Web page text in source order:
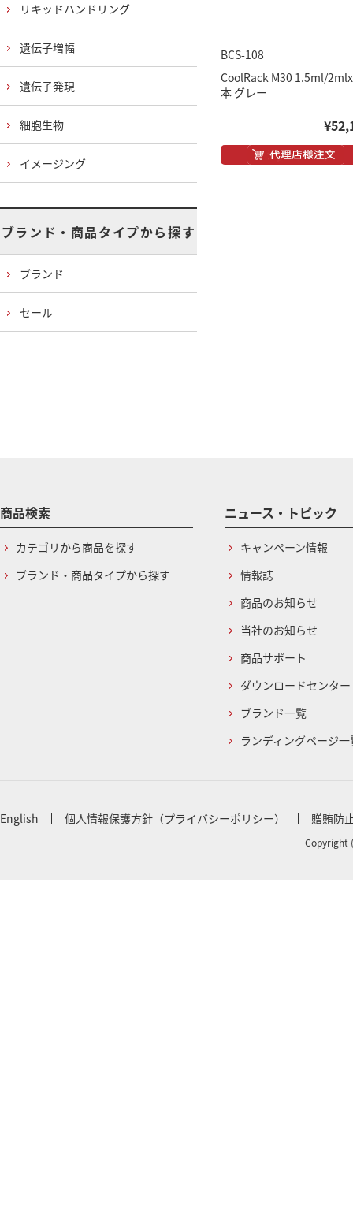
BCS-108
CoolRack M30 1.5ml/
本 グレー
リキッドハンドリング
遺伝子増幅
遺伝子発現
細胞生物
イメージング
ブランド・商品タイプから探す
ブランド
セール
商品検索
カテゴリから商品を探す
ブランド・商品タイプから探す
ニュース・トピック
キャンペーン情報
情報誌
商品のお知らせ
当社のお知らせ
商品サポート
ダウンロードセンター
ブランド一覧
ランディングページ一
English 個人情報保護方針（プライバシーポリシー） 贈賄防
Copyright